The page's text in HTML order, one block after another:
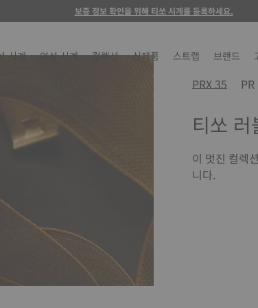
보증 정보 확인을 위해 티쏘 시계를 등록하세요.
시계 여성 시계 컬렉션 신제품 스트랩 브랜드
PRX 35
티쏘 러
이 멋진 컬렉
니다.